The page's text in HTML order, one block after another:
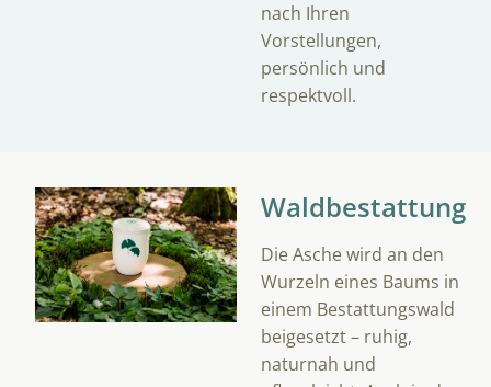
nach Ihren
Vorstellungen,
persönlich und
respektvoll.
Waldbestattung
Die Asche wird an den
Wurzeln eines Baums in
einem Bestattungswald
beigesetzt – ruhig,
naturnah und